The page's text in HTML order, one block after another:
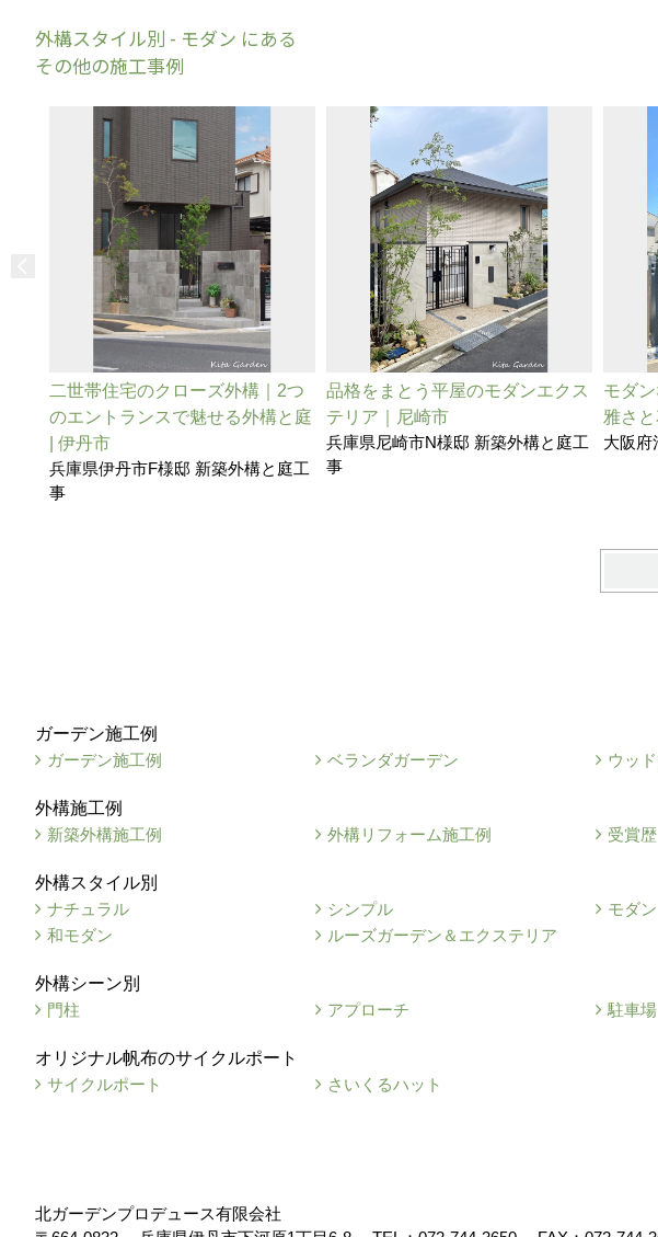
外構スタイル別 - モダン にある
その他の施工事例
二世帯住宅のクローズ外構｜2つ
のエントランスで魅せる外構と庭
| 伊丹市
兵庫県伊丹市F様邸 新築外構と庭工
事
品格をまとう平屋のモダンエクス
テリア｜尼崎市
兵庫県尼崎市N様邸 新築外構と庭工
事
モダ
雅さ
大阪府
ガーデン施工例
ガーデン施工例
ベランダガーデン ウッ
外構施工例
新築外構施工例
外構リフォーム施工例 受賞歴
外構スタイル別
ナチュラル
シンプル モダン
和モダン
ルーズガーデン＆エクステリア
外構シーン別
門柱
アプローチ 駐車場
オリジナル帆布のサイクルポート
サイクルポート
さいくるハット
北ガーデンプロデュース有限会社